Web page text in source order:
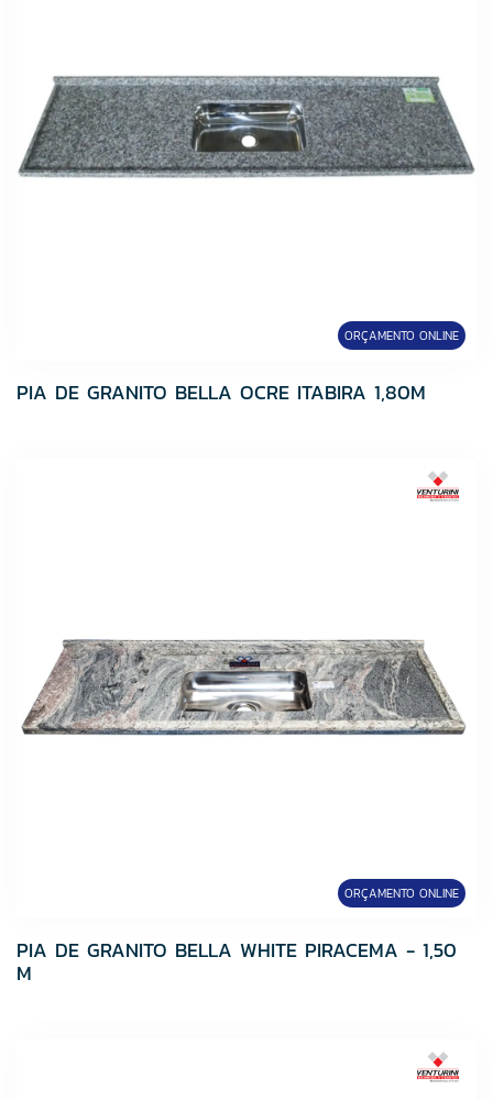
ORÇAMENTO ONLINE
PIA DE GRANITO BELLA OCRE ITABIRA 1,80M
ORÇAMENTO ONLINE
PIA DE GRANITO BELLA WHITE PIRACEMA - 1,50
M